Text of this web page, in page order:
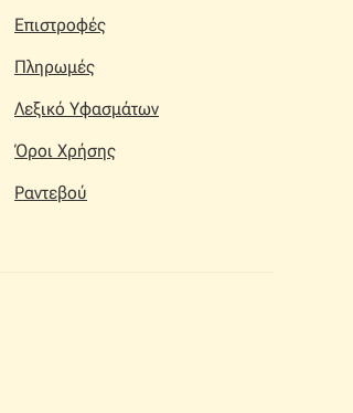
Επιστροφές
Πληρωμές
Λεξικό Υφασμάτων
Όροι Χρήσης
Ραντεβού